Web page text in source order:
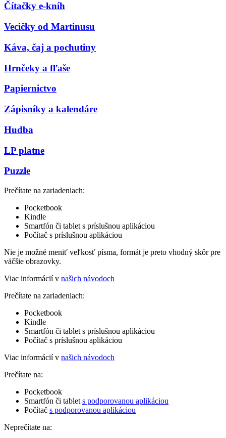
Čítačky e-kníh
Vecičky od Martinusu
Káva, čaj a pochutiny
Hrnčeky a fľaše
Papiernictvo
Zápisníky a kalendáre
Hudba
LP platne
Puzzle
Prečítate na zariadeniach:
Pocketbook
Kindle
Smartfón či tablet s príslušnou aplikáciou
Počítač s príslušnou aplikáciou
Nie je možné meniť veľkosť písma, formát je preto vhodný skôr pre
väčšie obrazovky.
Viac informácií v našich návodoch
Prečítate na zariadeniach:
Pocketbook
Kindle
Smartfón či tablet s príslušnou aplikáciou
Počítač s príslušnou aplikáciou
Viac informácií v našich návodoch
Prečítate na:
Pocketbook
Smartfón či tablet s podporovanou aplikáciou
Počítač s podporovanou aplikáciou
Neprečítate na: